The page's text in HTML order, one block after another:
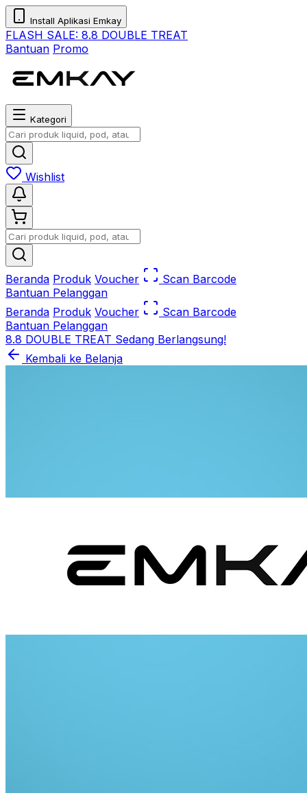
Install Aplikasi Emkay
FLASH SALE: 8.8 DOUBLE TREAT
Bantuan Promo
Kategori
Wishlist
Beranda Produk Voucher
Scan Barcode
Bantuan Pelanggan
Beranda Produk Voucher
Scan Barcode
Bantuan Pelanggan
8.8 DOUBLE TREAT Sedang Berlangsung!
Kembali ke Belanja